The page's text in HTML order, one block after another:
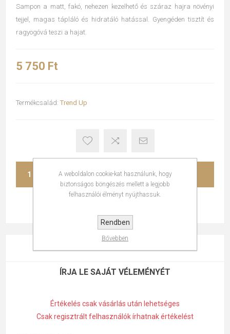
Sampon a matt, fakó, nehezen kezelhető és száraz hajra növényi
tejjel, magas tápláló és hidratáló hatással. Gyengéden tisztít és
ragyogóvá teszi a hajat.
5 750 Ft
Termékcsalád: Trend Up
KOSÁRBA
ÍRJA LE SAJÁT VÉLEMÉNYÉT
Értékelés csak vásárlás után lehetséges
Csak regisztrált felhasználók írhatnak értékelést
A weboldalon cookie-kat használunk, hogy
biztonságos böngészés mellett a legjobb
felhasználói élményt nyújthassuk.
Rendben
Bővebben